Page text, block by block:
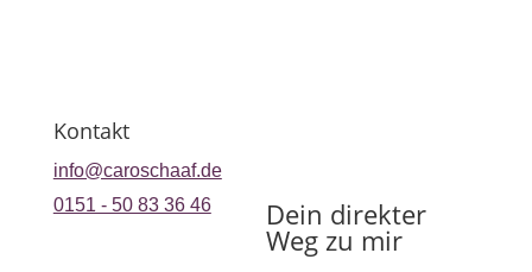
Kontakt
info@caroschaaf.de
0151 - 50 83 36 46
Dein direkter
Weg zu mir